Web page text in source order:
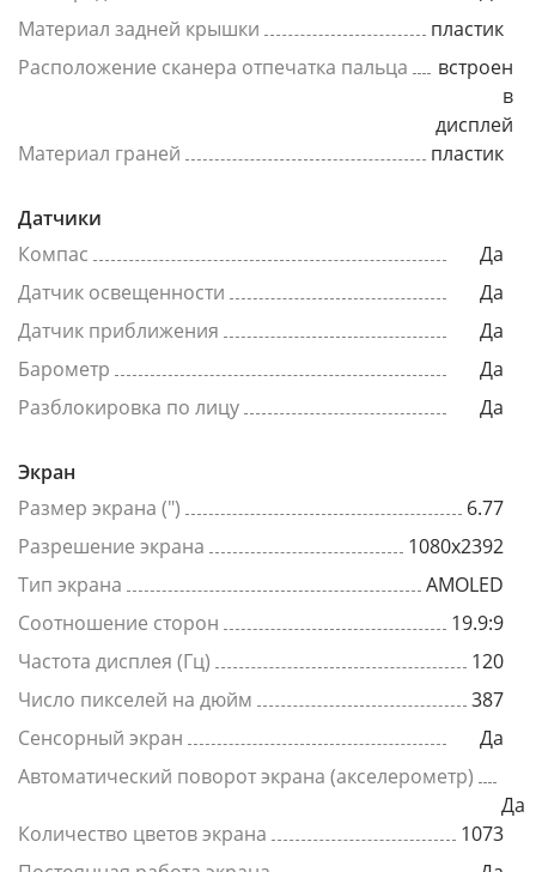
Материал задней крышки
пластик
Расположение сканера отпечатка пальца
встроен
в
дисплей
Материал граней
пластик
Датчики
Компас
Да
Датчик освещенности
Да
Датчик приближения
Да
Барометр
Да
Разблокировка по лицу
Да
Экран
Размер экрана (")
6.77
Разрешение экрана
1080x2392
Тип экрана
AMOLED
Соотношение сторон
19.9:9
Частота дисплея (Гц)
120
Число пикселей на дюйм
387
Сенсорный экран
Да
Автоматический поворот экрана (акселерометр)
Да
Количество цветов экрана
1073